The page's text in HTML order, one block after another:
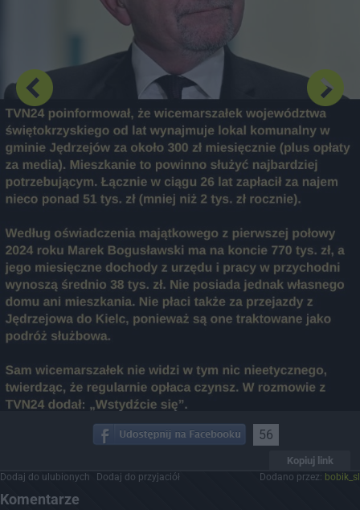
56
Kopiuj link
Dodaj do ulubionych Dodaj do przyjaciół Dodano przez: bobik_sl
Komentarze